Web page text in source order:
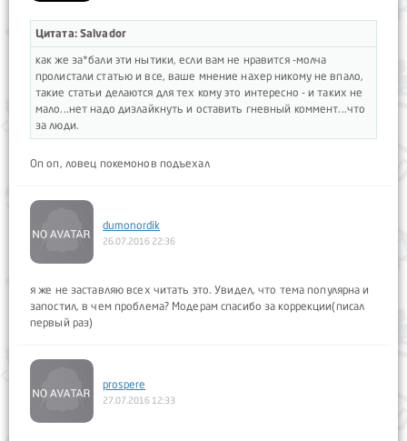
Цитата: Salvador
как же за*бали эти нытики, если вам не нравится -молча
пролистали статью и все, ваше мнение нахер никому не впало,
такие статьи делаются для тех кому это интересно - и таких не
мало...нет надо дизлайкнуть и оставить гневный коммент...что
за люди.
Оп оп, ловец покемонов подъехал
dumonordik
26.07.2016 22:36
я же не заставляю всех читать это. Увидел, что тема популярна и
запостил, в чем проблема? Модерам спасибо за коррекции(писал
первый раз)
prospere
27.07.2016 12:33